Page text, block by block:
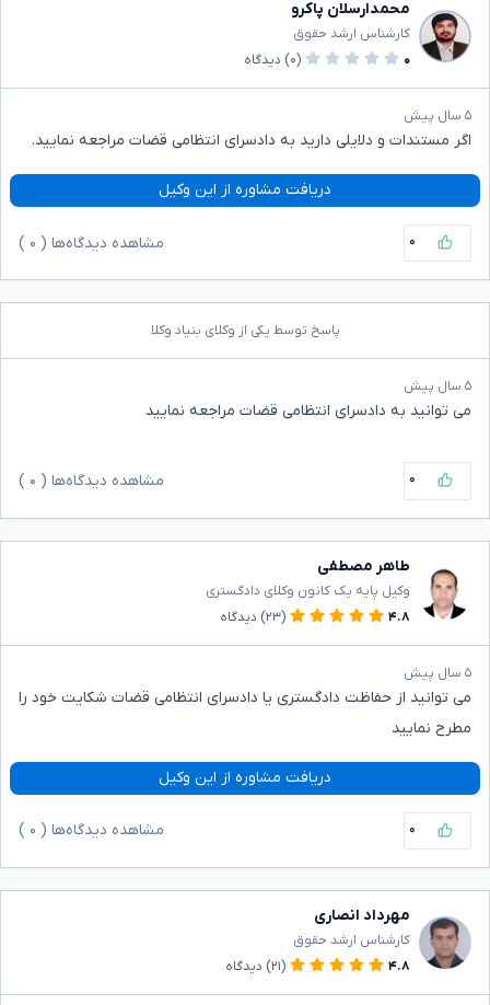
محمدارسلان پاکرو
کارشناس ارشد حقوق
۰
(۰) دیدگاه
۵ سال پیش
اگر مستندات و دلایلی دارید به دادسرای انتظامی قضات مراجعه نمایید‌.
دریافت مشاوره از این وکیل
۰ مشاهده دیدگاه‌ها ( ۰
پاسخ توسط یکی از وکلای بنیاد وکلا
۵ سال پیش
می توانید به دادسرای انتظامی قضات مراجعه نمایید
۰ مشاهده دیدگاه‌ها ( ۰
طاهر مصطفی
وکیل پایه یک کانون وکلای دادگستری
۴.۸
(۲۳) دیدگاه
۵ سال پیش
می توانید از حفاظت دادگستری یا دادسرای انتظامی قضات شکایت خود را
مطرح نمایید
دریافت مشاوره از این وکیل
۰ مشاهده دیدگاه‌ها ( ۰
مهرداد انصاری
کارشناس ارشد حقوق
۴.۸
(۲۱) دیدگاه